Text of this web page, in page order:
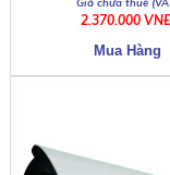
2.370.000